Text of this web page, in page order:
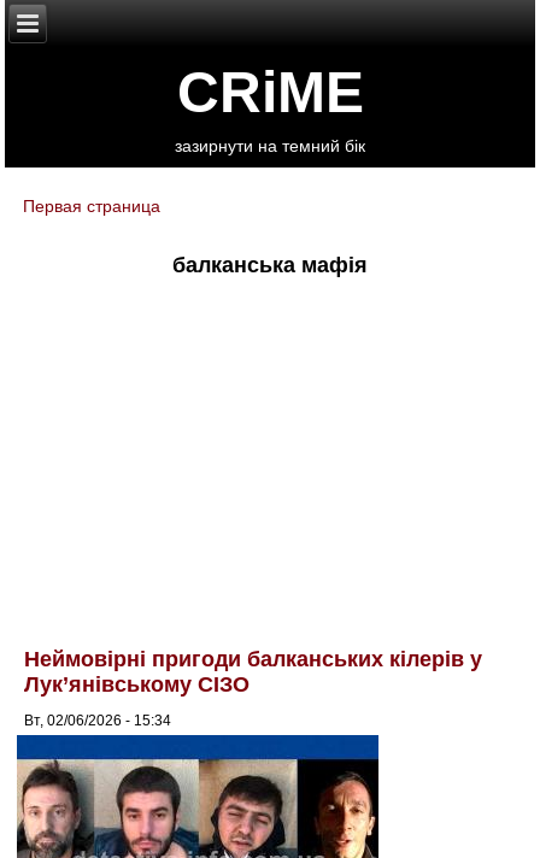
CRiME
зазирнути на темний бік
You are here
Первая страница
балканська мафія
Неймовірні пригоди балканських кілерів у
Лук’янівському СІЗО
Вт, 02/06/2026 - 15:34